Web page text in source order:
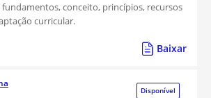
fundamentos, conceito, princípios, recursos
curricular.
Baixar
Disponível